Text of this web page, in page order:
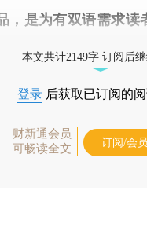
，是为有双语需求读
本文共计2149字 订阅后
登录 后获取已订阅的
财新通会员
可畅读全文
订阅/会